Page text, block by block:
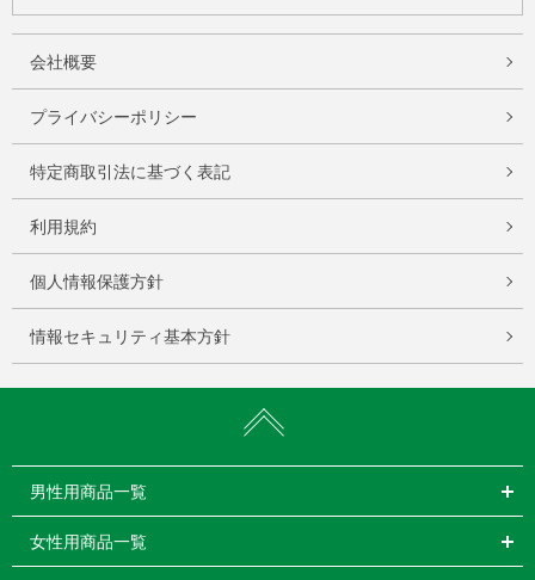
会社概要
プライバシーポリシー
特定商取引法に基づく表記
利用規約
個人情報保護方針
情報セキュリティ基本方針
男性用商品一覧
女性用商品一覧